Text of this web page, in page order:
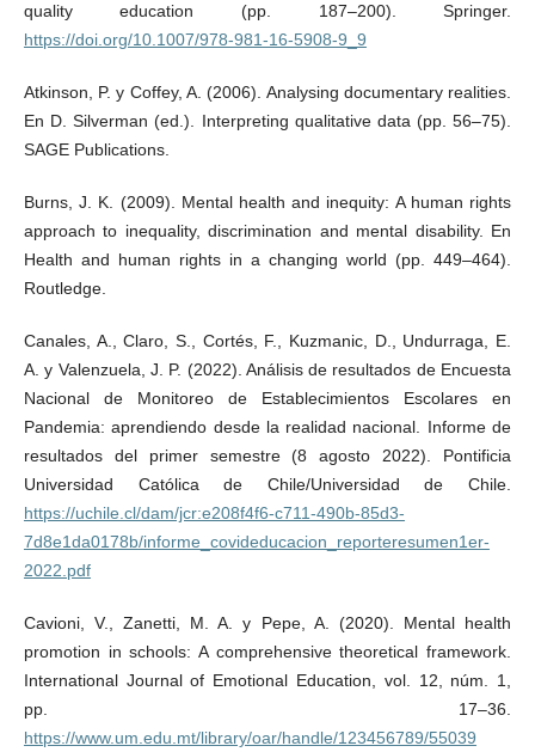
quality education (pp. 187–200). Springer.
https://doi.org/10.1007/978-981-16-5908-9_9
Atkinson, P. y Coffey, A. (2006). Analysing documentary realities.
En D. Silverman (ed.). Interpreting qualitative data (pp. 56–75).
SAGE Publications.
Burns, J. K. (2009). Mental health and inequity: A human rights
approach to inequality, discrimination and mental disability. En
Health and human rights in a changing world (pp. 449–464).
Routledge.
Canales, A., Claro, S., Cortés, F., Kuzmanic, D., Undurraga, E.
A. y Valenzuela, J. P. (2022). Análisis de resultados de Encuesta
Nacional de Monitoreo de Establecimientos Escolares en
Pandemia: aprendiendo desde la realidad nacional. Informe de
resultados del primer semestre (8 agosto 2022). Pontificia
Universidad Católica de Chile/Universidad de Chile.
https://uchile.cl/dam/jcr:e208f4f6-c711-490b-85d3-
7d8e1da0178b/informe_covideducacion_reporteresumen1er-
2022.pdf
Cavioni, V., Zanetti, M. A. y Pepe, A. (2020). Mental health
promotion in schools: A comprehensive theoretical framework.
International Journal of Emotional Education, vol. 12, núm. 1,
pp. 17–36.
https://www.um.edu.mt/library/oar/handle/123456789/55039